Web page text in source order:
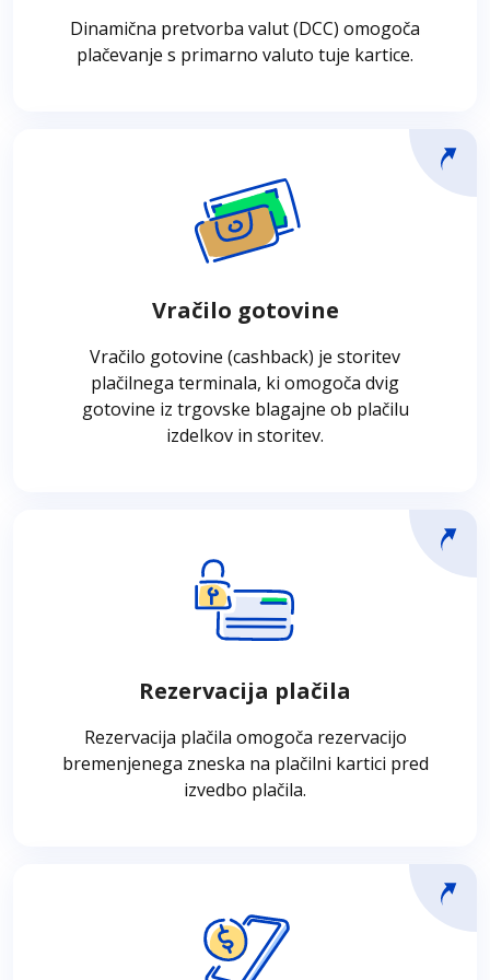
Dinamična pretvorba valut (DCC) omogoča
plačevanje s primarno valuto tuje kartice.
plačilo je vidno na plačilnem terminalu.
Več o tem
Vračilo gotovine
Vračilo gotovine (cashback) je storitev
plačilnega terminala, ki omogoča dvig
gotovine iz trgovske blagajne ob plačilu
izdelkov in storitev.
Vračilo gotovine
Vračilo gotovine (cashback) je storitev
plačilnega terminala, ki omogoča dvig
izdelkov in storitev – z uporabo le plačilnega
za dvig gotovine imajo vlogo bankomata,
tako da lahko stranke dvignejo tudi manjše
vsote denarja.
Rezervacija plačila
Rezervacija plačila omogoča rezervacijo
bremenjenega zneska na plačilni kartici pred
izvedbo plačila.
Rezervacija plačila
Rezervacija plačila omogoča rezervacijo
bremenjenega zneska na plačilni kartici pred
prejemniku omogoča rezervacijo naknadne
MO/TO
Transakcije MDE (Manual Data Entry – ročni